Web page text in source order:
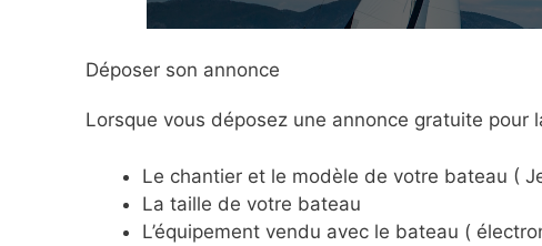
Déposer son annonce
Lorsque vous déposez une annonce gratuite pour
Le chantier et le modèle de votre bateau (
La taille de votre bateau
L’équipement vendu avec le bateau (